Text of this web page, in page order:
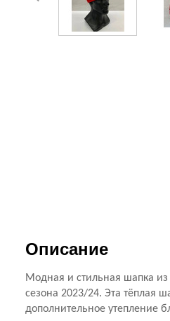
Описание
Модная и стильная шапка
сезона 2023/24. Эта тёплая
дополнительное утепление